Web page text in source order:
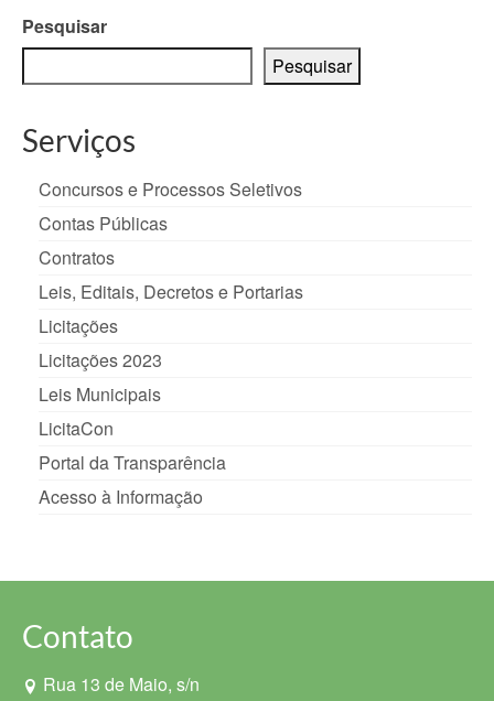
Pesquisar
Pesquisar
Serviços
Concursos e Processos Seletivos
Contas Públicas
Contratos
Leis, Editais, Decretos e Portarias
Licitações
Licitações 2023
Leis Municipais
LicitaCon
Portal da Transparência
Acesso à Informação
Contato
Rua 13 de Maio, s/n